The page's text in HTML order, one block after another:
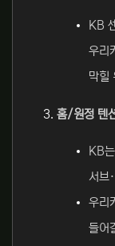
KB
우리
막힐
홈/원정 텐
KB
서브
우리
들어